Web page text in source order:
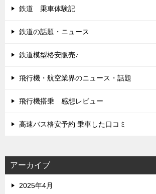
鉄道 乗車体験記
鉄道の話題・ニュース
鉄道模型格安販売♪
飛行機・航空業界のニュース・話題
飛行機搭乗 感想レビュー
高速バス格安予約 乗車した口コミ
アーカイブ
2025年4月